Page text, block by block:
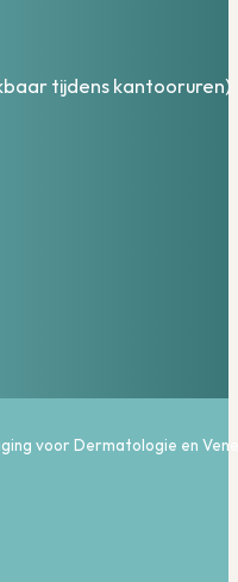
tijdens kantooruren)
voor Dermatologie en